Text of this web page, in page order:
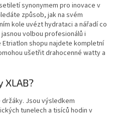
synonymem pro inovace v
způsob, jak na svém
kole uvézt hydrataci a nářadí co
volbou profesionálů i
shopu najdete kompletní
ušetřit drahocenné watty a
držáky. Jsou výsledkem
tunelech a tisíců hodin v